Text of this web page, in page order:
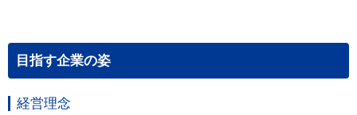
目指す企業の姿
経営理念